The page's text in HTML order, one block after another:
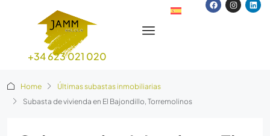
+34 623 021 020
Home
Últimas subastas inmobiliarias
Subasta de vivienda en El Bajondillo, Torremolinos